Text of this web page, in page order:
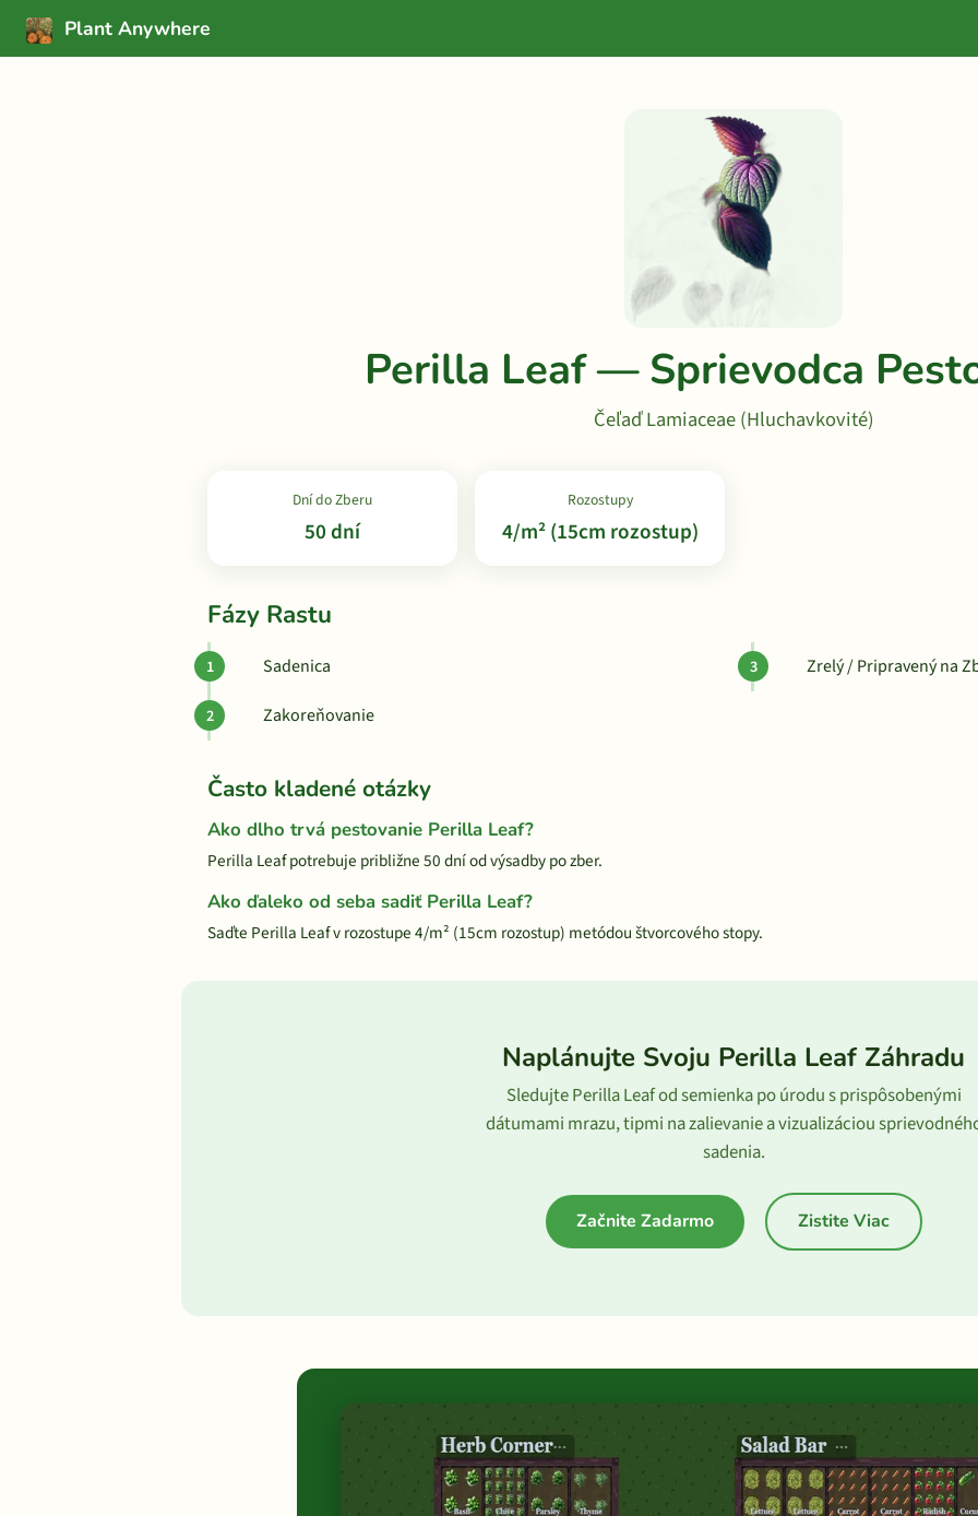
Plant Anywhere
Perilla Leaf — Sprievodca
Čeľaď Lamiaceae (Hluchavkovité)
Dní do Zberu
50 dní
Rozostupy
4/m² (15cm rozostup)
Fázy Rastu
Sadenica
Zakoreňovanie
Zrelý / Pripravený na
Často kladené otázky
Ako dlho trvá pestovanie Perilla Leaf?
Perilla Leaf potrebuje približne 50 dní od výsadby po zber.
Ako ďaleko od seba sadiť Perilla Leaf?
Saďte Perilla Leaf v rozostupe 4/m² (15cm rozostup) metódou štvorcového stopy.
Naplánujte Svoju Perilla Leaf Záhradu
Sledujte Perilla Leaf od semienka po úrodu s prispôsobenými
dátumami mrazu, tipmi na zalievanie a vizualizáciou
sadenia.
Začnite Zadarmo Zistite Viac